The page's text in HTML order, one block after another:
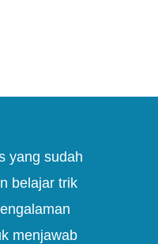
yang sudah
belajar trik
menjawab